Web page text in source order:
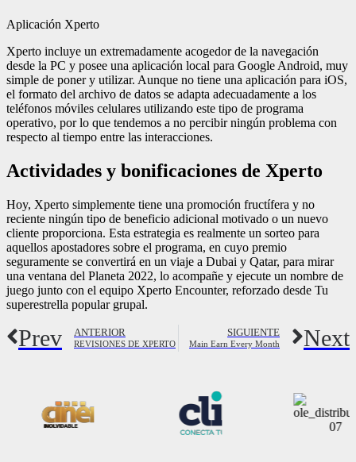
Aplicación Xperto
Xperto incluye un extremadamente acogedor de la navegación
desde la PC y posee una aplicación local para Google Android, muy
simple de poner y utilizar. Aunque no tiene una aplicación para iOS,
el formato del archivo de datos se adapta adecuadamente a los
teléfonos móviles celulares utilizando este tipo de programa
operativo, por lo que tendemos a no percibir ningún problema con
respecto al tiempo entre las interacciones.
Actividades y bonificaciones de Xperto
Hoy, Xperto simplemente tiene una promoción fructífera y no
reciente ningún tipo de beneficio adicional motivado o un nuevo
cliente proporciona. Esta estrategia es realmente un sorteo para
aquellos apostadores sobre el programa, en cuyo premio
seguramente se convertirá en un viaje a Dubai y Qatar, para mirar
una ventana del Planeta 2022, lo acompañe y ejecute un nombre de
juego junto con el equipo Xperto Encounter, reforzado desde Tu
superestrella popular grupal.
Prev ANTERIOR
REVISIONES DE XPERTO
SIGUIENTE
Main Earn Every Month Next